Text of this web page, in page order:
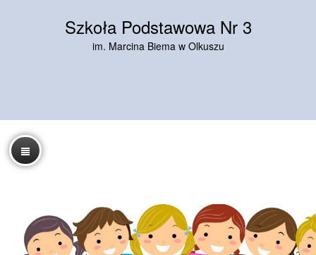
Szkoła Podstawowa Nr 3
im. Marcina Biema w Olkuszu